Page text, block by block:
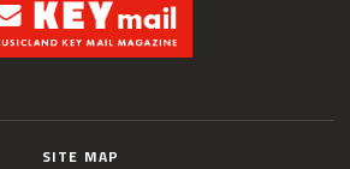
SITE MAP